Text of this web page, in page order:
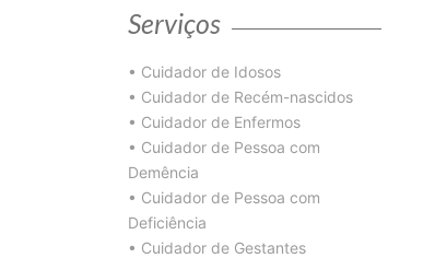
Serviços
• Cuidador de Idosos
• Cuidador de Recém-nascidos
• Cuidador de Enfermos
• Cuidador de Pessoa com
Demência
• Cuidador de Pessoa com
Deficiência
• Cuidador de Gestantes